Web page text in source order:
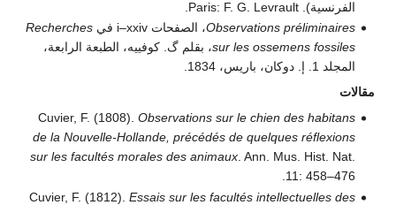
الفرنسية). Paris: F. G. Levrault.
Observations préliminaires، الصفحات i–xxiv في
Recherches
sur les ossemens fossiles، بقلم گ. كوفييه، الطبعة الرابعة،
المجلد 1. إ. دوكان، باريس، 1834.
مقالات
Cuvier, F. (1808).Observations sur le chien des habitans
de la Nouvelle-Hollande, précédés de quelques réflexions
sur les facultés morales des animaux. Ann. Mus. Hist. Nat.
11: 458–476.
Cuvier, F. (1812).Essais sur les facultés intellectuelles des